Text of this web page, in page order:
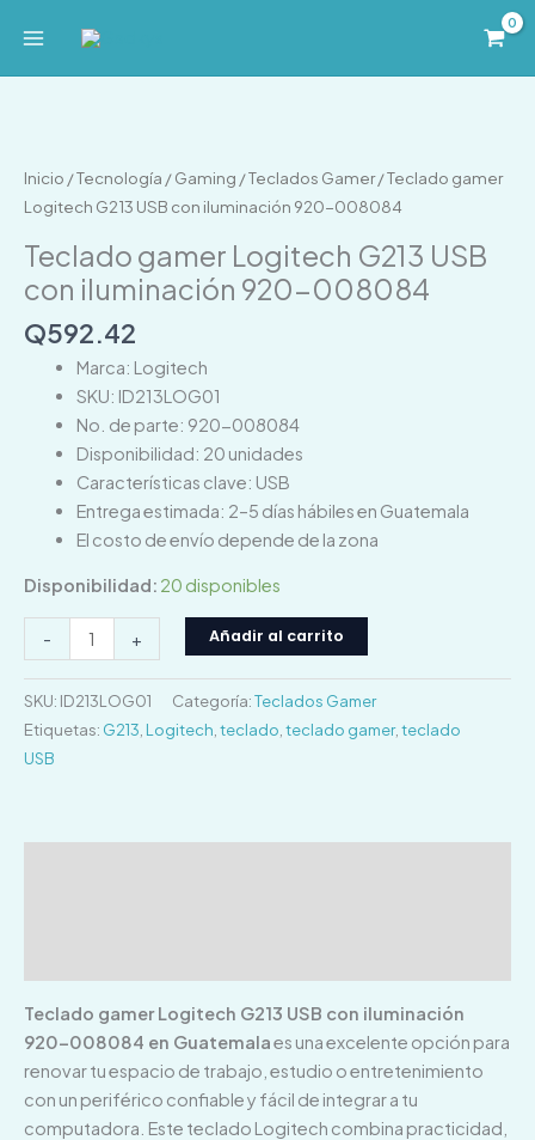
Inicio /Tecnología /Gaming /Teclados Gamer/ Teclado gamer
Logitech G213 USB con iluminación 920-008084
Teclado gamer Logitech G213 USB
con iluminación 920-008084
Q592.42
Marca: Logitech
SKU: ID213LOG01
No. de parte: 920-008084
Disponibilidad: 20 unidades
Características clave: USB
Entrega estimada: 2–5 días hábiles en Guatemala
El costo de envío depende de la zona
Disponibilidad: 20 disponibles
-
Logitech
G213
con
iluminación
008084
cantidad
+ Añadir al carrito
SKU: ID213LOG01 Categoría:Teclados Gamer
Etiquetas: G213 Logitech teclado teclado gamer, teclado
USB
Teclado gamer Logitech G213 USB con iluminación
920-008084 en Guatemalaes una excelente opción para
renovar tu espacio de trabajo, estudio o entretenimiento
con un periférico confiable y fácil de integrar a tu
computadora. Este teclado Logitech combina practicidad,